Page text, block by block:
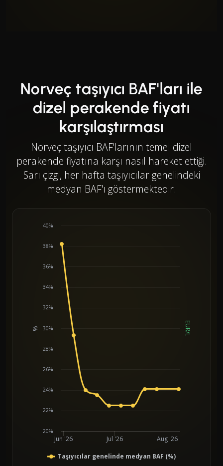
Norveç taşıyıcı BAF'ları ile
dizel perakende fiyatı
karşılaştırması
Norveç taşıyıcı BAF'larının temel dizel
perakende fiyatına karşı nasıl hareket ettiği.
Sarı çizgi, her hafta taşıyıcılar genelindeki
medyan BAF'ı göstermektedir.
% EUR/L
Taşıyıcılar genelinde medyan BAF (%)
Jun '26 Jul '26 Aug '26
20%
22%
24%
26%
28%
30%
32%
34%
36%
38%
40%